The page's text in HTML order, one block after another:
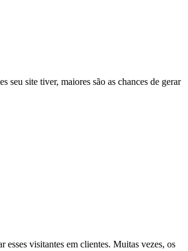
site tiver, maiores são as chances de gerar
esses visitantes em clientes. Muitas vezes, os